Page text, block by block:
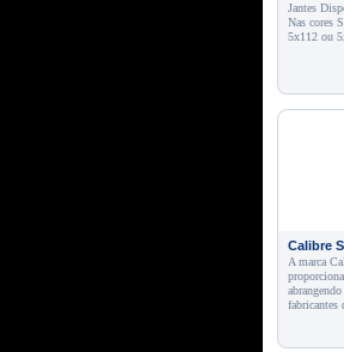
Jantes
Nas cores
5x112 ou
Calibre
A marca
fabricantes